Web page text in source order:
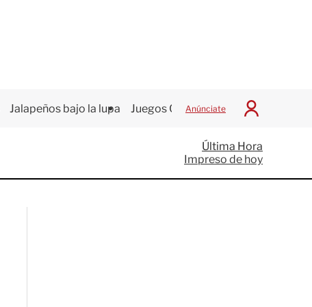
Jalapeños bajo la lupa Juegos Centroamericanos
Anúnciate
I
c
i
a
Última Hora
Impreso de hoy